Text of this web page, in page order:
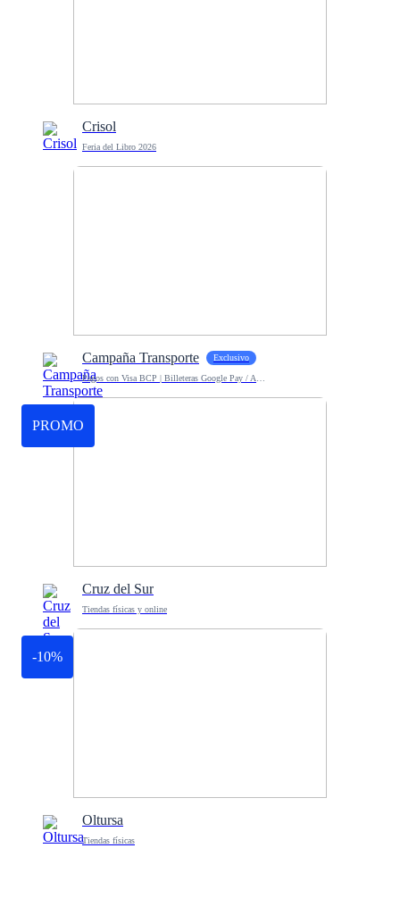
Crisol
Feria del Libro 2026
Campaña Transporte Exclusivo
PROMO
Cruz del Sur
Tiendas físicas y online
-10%
Oltursa
Tiendas físicas